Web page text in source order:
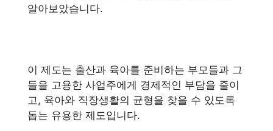
알아보았습니다.
이 제도는 출산과 육아를 준비하는 부모들과 그
들을 고용한 사업주에게 경제적인 부담을 줄이
고, 육아와 직장생활의 균형을 찾을 수 있도록
돕는 유용한 제도입니다.